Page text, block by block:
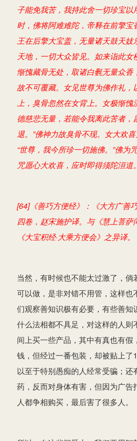
子能免我苦，我持此舍一切珍宝以
时，佛将阿难难陀，帝释在前擎宝
王在后擎大宝盖，无量诸天鼓天妓
天地，一切大众皆见。如来诣此女
惭愧藏骨无处，取诸白氎无量众香
故不可覆藏。女见世尊为佛作礼，
上，臭骨忽然在女背上。女极惭愧
德慈悲无量，若能令我离此苦者，
退。”佛神力故臭骨不现。女大欢
“世尊，我今所珍一切施佛。”佛为
咒愿心大欢喜，应时即得须陀洹道。
[64]《善巧方便经》：《大方广善
四卷，赵宋施护译。与《慧上菩萨
《大宝积经·大乘方便会》之异译。
当然，有时候也不能太过激了，倘
可以做，是非对错不用管，这样也
们观察善知识极有必要，有些善知
什么法相都不具足，对这样的人则
间上买一些产品，其中有真也有假
钱，但经过一番包装，却被贴上了
以至于特别愚痴的人经常受骗；还
药，反而对身体有害，但因为广告
人都争相购买，最后害了很多人。